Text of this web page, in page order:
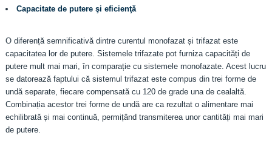
Capacitate de putere şi eficienţă
O diferență semnificativă dintre curentul monofazat și trifazat este
capacitatea lor de putere. Sistemele trifazate pot furniza capacități de
putere mult mai mari, în comparație cu sistemele monofazate. Acest lucru
se datorează faptului că sistemul trifazat este compus din trei forme de
undă separate, fiecare compensată cu 120 de grade una de cealaltă.
Combinația acestor trei forme de undă are ca rezultat o alimentare mai
echilibrată și mai continuă, permițând transmiterea unor cantități mai mari
de putere.